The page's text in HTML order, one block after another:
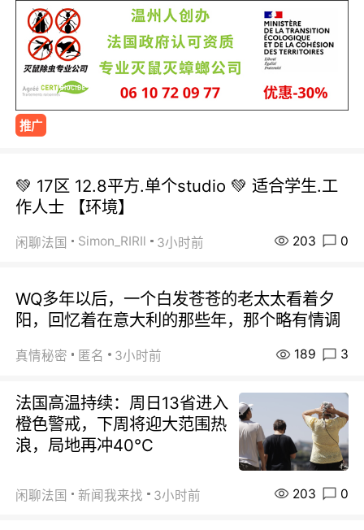
推广
💚 17区 12.8平方.单个studio 💚 适合学生.工
作人士 【环境】
闲聊法国 Simon_RIRIl 3小时前 203 0
WQ多年以后，一个白发苍苍的老太太看着夕
阳，回忆着在意大利的那些年，那个略有情调
真情秘密 匿名 3小时前 189 3
法国高温持续：周日13省进入
橙色警戒，下周将迎大范围热
浪，局地再冲40℃
闲聊法国 新闻我来找 3小时前 203 0